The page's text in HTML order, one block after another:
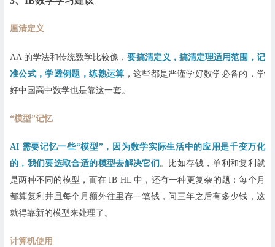
厘清定义
AA 的学法和传统数学比较像，要搞清定义，搞清定理适用范围，记
准公式，学透例题，练熟运算 ，这些都是严谨学好数学必备的，学
好中国高中数学也是靠这一套。
“模型”记忆
AI 需要记忆一些“模型”，因为数学实际生活中的应用是千变万化
的，我们要选取合适的模型去解决它们 。
比如存钱，单利和复利就
是两种不同的模型，而在 IB HL 中，还有一种更复杂的题：每个月
都算复利并且每个月额外往里存一笔钱，问三年之后有多少钱，这
就得靠新的模型来处理了。
计算机使用